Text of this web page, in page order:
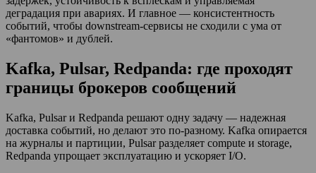
деградация при авариях. И главное — консистентность
событий, чтобы downstream-сервисы не сходили с ума от
«фантомов» и дублей.
Kafka, Pulsar, Redpanda: где проходят
границы брокеров сообщений
Kafka, Pulsar и Redpanda решают одну задачу — надежная
доставка событий, но делают это по-разному. Kafka опирается
на журналы и партиции, Pulsar разделяет compute и storage,
Redpanda упрощает эксплуатацию и ускоряет I/O.